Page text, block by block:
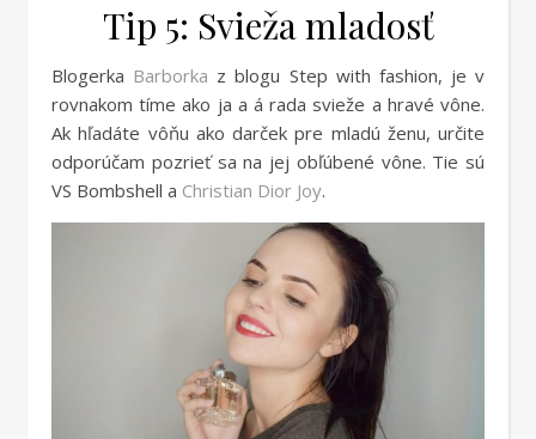
Tip 5: Svieža mladosť
Blogerka Barborka z blogu Step with fashion, je v
rovnakom tíme ako ja a á rada svieže a hravé vône.
Ak hľadáte vôňu ako darček pre mladú ženu, určite
odporúčam pozrieť sa na jej obľúbené vône. Tie sú
VS Bombshell a Christian Dior Joy.